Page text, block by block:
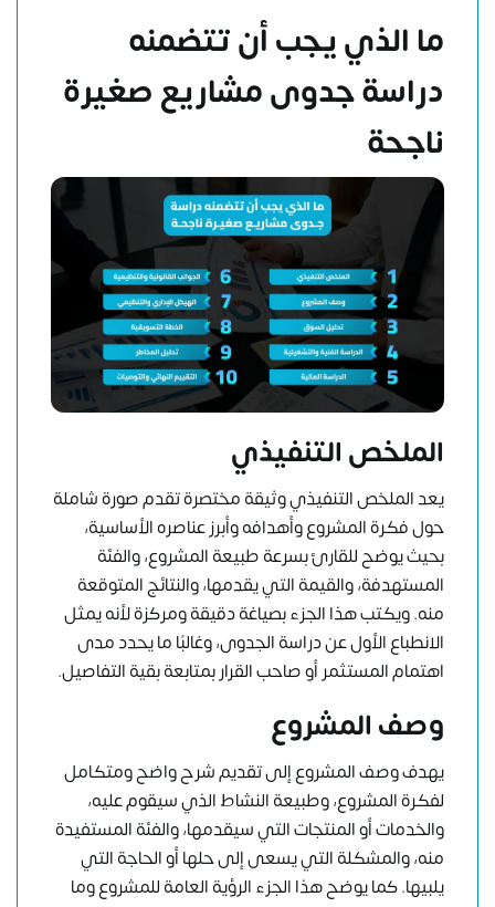
ما الذي يجب أن تتضمنه
دراسة جدوى مشاريع صغيرة
ناجحة
الملخص التنفيذي
يعد الملخص التنفيذي وثيقة مختصرة تقدم صورة شاملة
حول فكرة المشروع وأهدافه وأبرز عناصره الأساسية،
بحيث يوضح للقارئ بسرعة طبيعة المشروع، والفئة
المستهدفة، والقيمة التي يقدمها، والنتائج المتوقعة
منه. ويكتب هذا الجزء بصياغة دقيقة ومركزة لأنه يمثل
الانطباع الأول عن دراسة الجدوى، وغالبًا ما يحدد مدى
اهتمام المستثمر أو صاحب القرار بمتابعة بقية التفاصيل.
وصف المشروع
يهدف وصف المشروع إلى تقديم شرح واضح ومتكامل
لفكرة المشروع، وطبيعة النشاط الذي سيقوم عليه،
والخدمات أو المنتجات التي سيقدمها، والفئة المستفيدة
منه، والمشكلة التي يسعى إلى حلها أو الحاجة التي
يلبيها. كما يوضح هذا الجزء الرؤية العامة للمشروع وما